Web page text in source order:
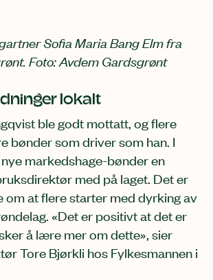
Sofia Maria Bang Elm fra
Foto: Avdem Gardsgrønt
lokalt
ble godt mottatt, og flere
bønder som driver som han. I
markedshage-bønder en
med på laget. Det er
om at flere starter med dyrking av
«Det er positivt at det er
å lære mer om dette», sier
Tore Bjørkli hos Fylkesmannen i